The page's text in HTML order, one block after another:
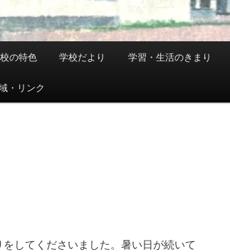
の特色 学校だより 学習・生活のきまり
・リンク
してくださいました。暑い日が続いて